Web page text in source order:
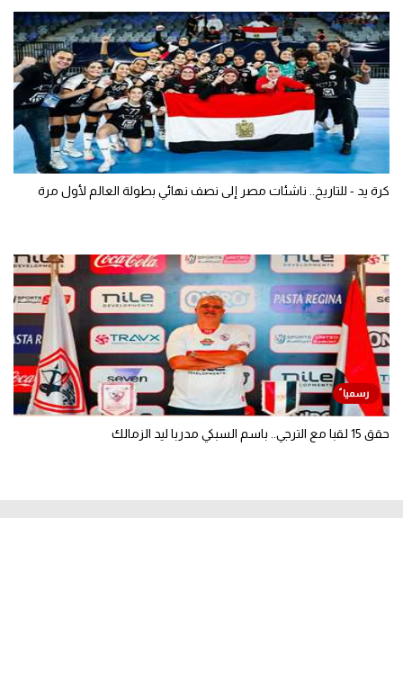
كرة يد - للتاريخ.. ناشئات مصر إلى نصف نهائي بطولة العالم لأول مرة
حقق 15 لقبا مع الترجي.. باسم السبكي مدربا ليد الزمالك